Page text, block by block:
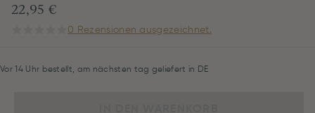
22,95 €
0 Rezensionen ausgezeichnet.
Vor 14 Uhr bestellt, am nächsten tag geliefert in DE